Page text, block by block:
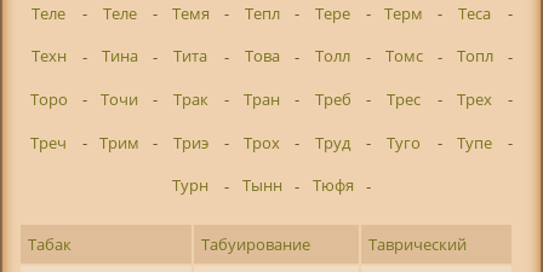
Теле
- Теле - Темя - Тепл - Тере - Терм - Теса
-
Техн
- Тина - Тита - Това - Толл - Томс - Топл
-
Торо
- Точи - Трак - Тран - Треб - Трес - Трех
-
Треч
- Трим - Триэ - Трох - Труд - Туго - Тупе
-
Турн
- Тынн - Тюфя -
Табак Табуирование
Таврический